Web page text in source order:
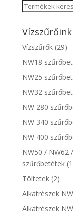
Keresés
következőre:
Vízszűrőink
Vízszűrők (29)
NW18
NW25
NW32
NW 280
NW 340
NW 400
NW50 / NW62
szűrőbetétek
Töltetek (2)
Alkatrészek
Alkatrészek